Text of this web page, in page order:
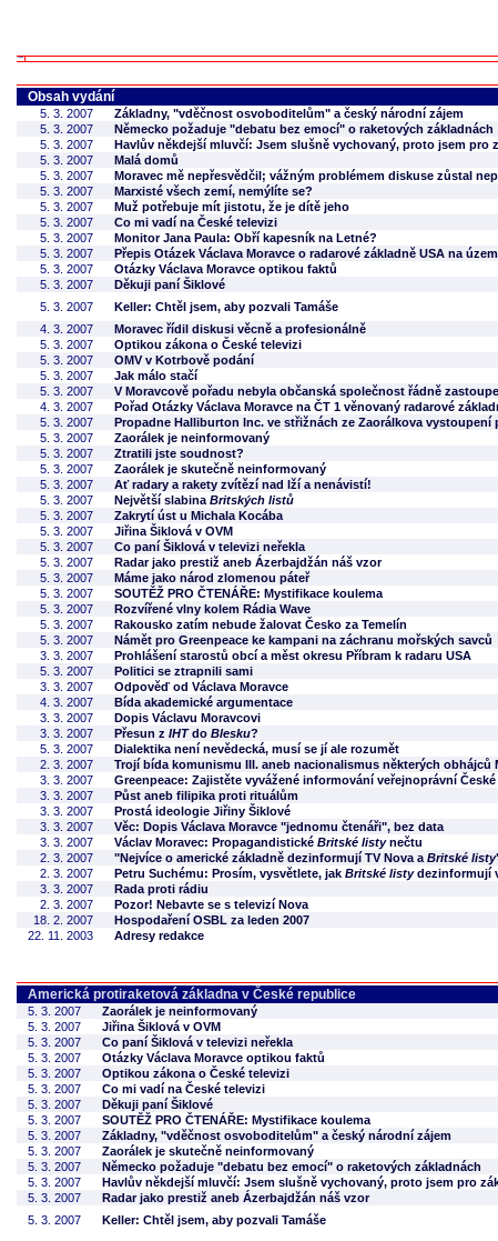
Obsah vydání
5. 3. 2007 Základny, "vděčnost osvoboditelům" a český národní zájem
5. 3. 2007
Německo požaduje "debatu bez emocí" o raketových základnách
5. 3. 2007
Havlův někdejší mluvčí: Jsem slušně vychovaný, proto jsem pro
5. 3. 2007
Malá domů
5. 3. 2007
Moravec mě nepřesvědčil; vážným problémem diskuse zůstal
5. 3. 2007
Marxisté všech zemí, nemýlíte se?
5. 3. 2007
Muž potřebuje mít jistotu, že je dítě jeho
5. 3. 2007
Co mi vadí na České televizi
5. 3. 2007
Monitor Jana Paula: Obří kapesník na Letné?
5. 3. 2007
Přepis Otázek Václava Moravce o radarové základně USA na
5. 3. 2007
Otázky Václava Moravce optikou faktů
5. 3. 2007
Děkuji paní Šiklové
5. 3. 2007
Keller: Chtěl jsem, aby pozvali Tamáše
4. 3. 2007
Moravec řídil diskusi věcně a profesionálně
5. 3. 2007
Optikou zákona o České televizi
5. 3. 2007
OMV v Kotrbově podání
5. 3. 2007
Jak málo stačí
5. 3. 2007
V Moravcově pořadu nebyla občanská společnost řádně
4. 3. 2007
Pořad Otázky Václava Moravce na ČT 1 věnovaný radarové
5. 3. 2007
Propadne Halliburton Inc. ve střižnách ze Zaorálkova vystoupení
5. 3. 2007
Zaorálek je neinformovaný
5. 3. 2007
Ztratili jste soudnost?
5. 3. 2007
Zaorálek je skutečně neinformovaný
5. 3. 2007
Ať radary a rakety zvítězí nad lží a nenávistí!
5. 3. 2007
Největší slabina Britských listů
5. 3. 2007
Zakrytí úst u Michala Kocába
5. 3. 2007
Jiřina Šiklová v OVM
5. 3. 2007
Co paní Šiklová v televizi neřekla
5. 3. 2007
Radar jako prestiž aneb Ázerbajdžán náš vzor
5. 3. 2007
Máme jako národ zlomenou páteř
5. 3. 2007
SOUTĚŽ PRO ČTENÁŘE: Mystifikace koulema
5. 3. 2007
Rozvířené vlny kolem Rádia Wave
5. 3. 2007
Rakousko zatím nebude žalovat Česko za Temelín
5. 3. 2007
Námět pro Greenpeace ke kampani na záchranu mořských savců
3. 3. 2007
Prohlášení starostů obcí a měst okresu Příbram k radaru USA
5. 3. 2007
Politici se ztrapnili sami
3. 3. 2007
Odpověď od Václava Moravce
4. 3. 2007
Bída akademické argumentace
3. 3. 2007
Dopis Václavu Moravcovi
3. 3. 2007
Přesun z IHTdo Blesku?
5. 3. 2007
Dialektika není nevědecká, musí se jí ale rozumět
2. 3. 2007
Trojí bída komunismu III. aneb nacionalismus některých obhájců
3. 3. 2007
Greenpeace: Zajistěte vyvážené informování veřejnoprávní
3. 3. 2007
Půst aneb filipika proti rituálům
3. 3. 2007
Prostá ideologie Jiřiny Šiklové
3. 3. 2007
Věc: Dopis Václava Moravce "jednomu čtenáři", bez data
3. 3. 2007
Václav Moravec: Propagandistické Britské listynečtu
2. 3. 2007
"Nejvíce o americké základně dezinformují TV Nova a Britské listy
2. 3. 2007
Petru Suchému: Prosím, vysvětlete, jak Britské listydezinformují
3. 3. 2007
Rada proti rádiu
2. 3. 2007
Pozor! Nebavte se s televizí Nova
18. 2. 2007
Hospodaření OSBL za leden 2007
22. 11. 2003
Adresy redakce
Americká protiraketová základna v České republice
5. 3. 2007
Zaorálek je neinformovaný
5. 3. 2007
Jiřina Šiklová v OVM
5. 3. 2007
Co paní Šiklová v televizi neřekla
5. 3. 2007
Otázky Václava Moravce optikou faktů
5. 3. 2007
Optikou zákona o České televizi
5. 3. 2007
Co mi vadí na České televizi
5. 3. 2007
Děkuji paní Šiklové
5. 3. 2007
SOUTĚŽ PRO ČTENÁŘE: Mystifikace koulema
5. 3. 2007
Základny, "vděčnost osvoboditelům" a český národní zájem
5. 3. 2007
Zaorálek je skutečně neinformovaný
5. 3. 2007
Německo požaduje "debatu bez emocí" o raketových základnách
5. 3. 2007
Havlův někdejší mluvčí: Jsem slušně vychovaný, proto jsem pro
5. 3. 2007
Radar jako prestiž aneb Ázerbajdžán náš vzor
5. 3. 2007
Keller: Chtěl jsem, aby pozvali Tamáše